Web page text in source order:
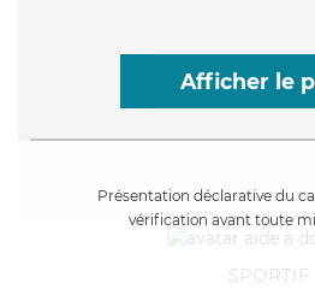
Afficher le
Présentation déclarative du
vérification avant toute
SPORTIF